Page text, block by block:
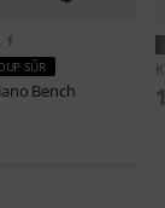
1
SÛR
Bench